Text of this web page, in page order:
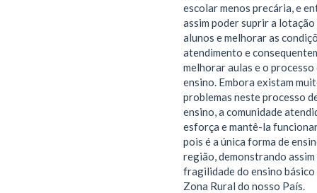
escolar menos precária, e
assim poder suprir a lotação
alunos e melhorar as
atendimento e
melhorar aulas e o processo
ensino. Embora existam
problemas neste processo
ensino, a comunidade
esforça e mantê-la
pois é a única forma de
região, demonstrando assim
fragilidade do ensino básico
Zona Rural do nosso País.